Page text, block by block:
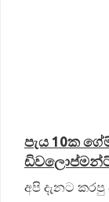
පැය 10ක
අපි දැනට